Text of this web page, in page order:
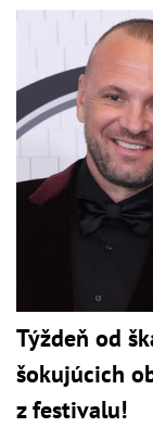
Týždeň od
šokujúcich
z festivalu!